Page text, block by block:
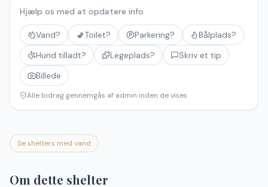
Hjælp os med at opdatere info
Vand? 🚽Toilet? Parkering?
Bålplads?
Hund tilladt?
Legeplads?
Skriv et tip
Billede
Alle bidrag gennemgås af admin inden de vises
Se shelters med vand
Om dette shelter